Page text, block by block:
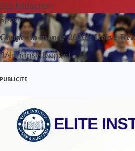
t
i
o
La Rédaction
Sport
Coupe du monde 2026 : Hervé
Alphonse Dupont
PUBLICITE